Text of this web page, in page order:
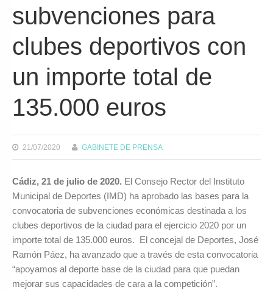
subvenciones para
clubes deportivos con
un importe total de
135.000 euros
21/07/2020 GABINETE DE PRENSA
Cádiz, 21 de julio de 2020. El Consejo Rector del Instituto
Municipal de Deportes (IMD) ha aprobado las bases para la
convocatoria de subvenciones económicas destinada a los
clubes deportivos de la ciudad para el ejercicio 2020 por un
importe total de 135.000 euros. El concejal de Deportes, José
Ramón Páez, ha avanzado que a través de esta convocatoria
“apoyamos al deporte base de la ciudad para que puedan
mejorar sus capacidades de cara a la competición”.